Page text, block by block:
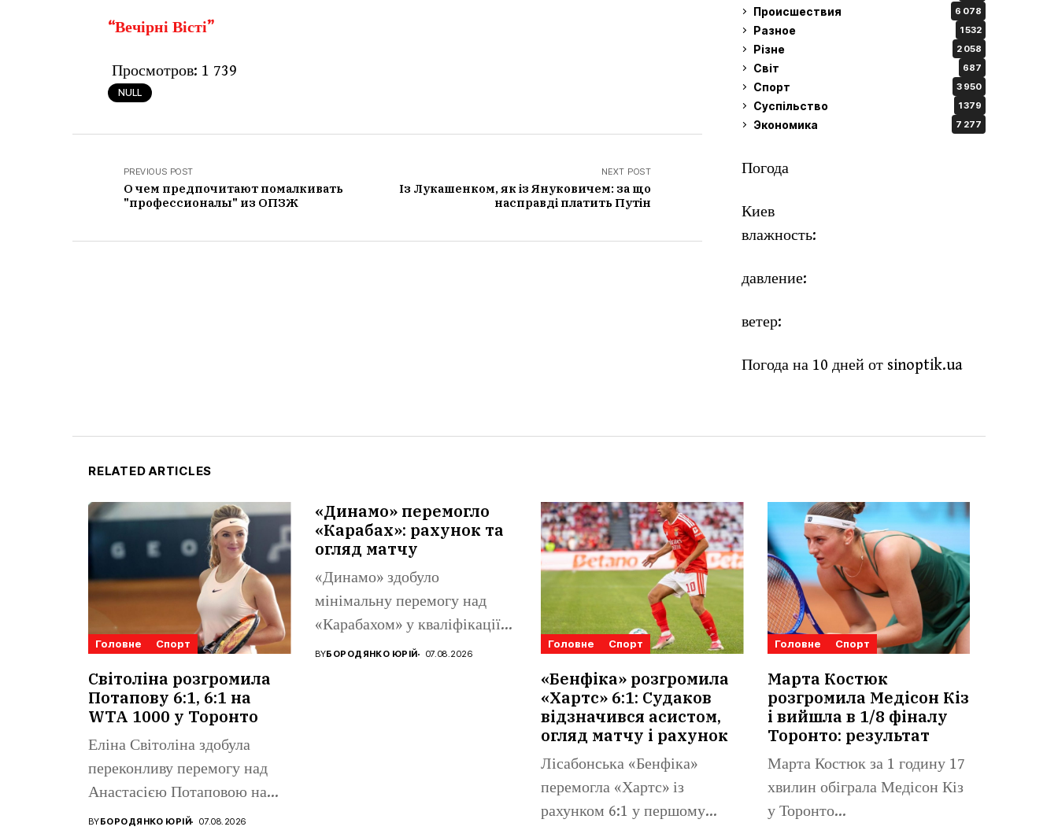
“Вечірні Вісті”
Просмотров: 1 739
NULL
PREVIOUS POST
О чем предпочитают помалкивать
"профессионалы" из ОПЗЖ
NEXT POST
Із Лукашенком, як із Януковичем: за що
насправді платить Путін
Происшествия 6 078
Разное 1 532
Різне 2 058
Світ 687
Спорт 3 950
Суспільство 1 379
Экономика 7 277
Погода
Киев
влажность:
давление:
ветер:
Погода на 10 дней от sinoptik.ua
RELATED ARTICLES
Головне Спорт
Світоліна розгромила
Потапову 6:1, 6:1 на
WTA 1000 у Торонто
Еліна Світоліна здобула
переконливу перемогу над
Анастасією Потаповою на
турнірі WTA 1000...
BYБОРОДЯНКО ЮРІЙ 07.08.2026
«Динамо» перемогло
«Карабах»: рахунок та
огляд матчу
«Динамо» здобуло
мінімальну перемогу над
«Карабахом» у кваліфікації
Ліги конференцій. Матвій
BYБОРОДЯНКО ЮРІЙ 07.08.2026
Головне Спорт
«Бенфіка» розгромила
«Хартс» 6:1: Судаков
відзначився асистом,
огляд матчу і рахунок
Лісабонська «Бенфіка»
перемогла «Хартс» із
рахунком 6:1 у першому
Головне Спорт
Марта Костюк
розгромила Медісон Кіз
і вийшла в 1/8 фіналу
Торонто: результат
Марта Костюк за 1 годину 17
хвилин обіграла Медісон Кіз
у Торонто...